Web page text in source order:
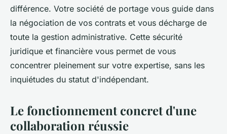
différence. Votre société de portage vous guide dans
la négociation de vos contrats et vous décharge de
toute la gestion administrative. Cette sécurité
juridique et financière vous permet de vous
concentrer pleinement sur votre expertise, sans les
inquiétudes du statut d'indépendant.
Le fonctionnement concret d'une
collaboration réussie